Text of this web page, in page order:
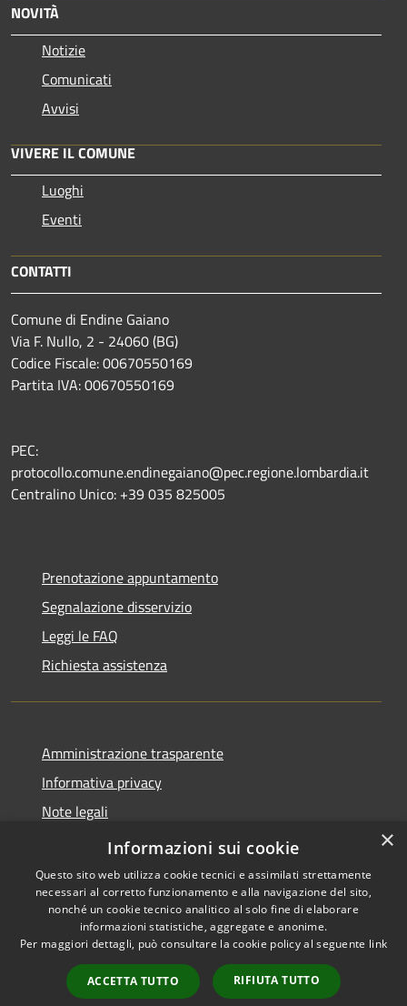
NOVITÀ
Notizie
Comunicati
Avvisi
VIVERE IL COMUNE
Luoghi
Eventi
CONTATTI
Comune di Endine Gaiano
Via F. Nullo, 2 - 24060 (BG)
Codice Fiscale: 00670550169
Partita IVA: 00670550169
PEC:
protocollo.comune.endinegaiano@pec.regione.lombardia.it
Centralino Unico: +39 035 825005
Prenotazione appuntamento
Segnalazione disservizio
Leggi le FAQ
Richiesta assistenza
Amministrazione trasparente
Informativa privacy
Note legali
Dichiarazione di accessibilità
Accessibilità
Copyright © 2026 • Comune di
Endine Gaiano • Powered by
Municipium•
Accesso
redazione
×
Informazioni sui cookie
Questo sito web utilizza cookie tecnici e assimilati strettamente
necessari al corretto funzionamento e alla navigazione del sito,
nonché un cookie tecnico analitico al solo fine di elaborare
informazioni statistiche, aggregate e anonime.
Per maggiori dettagli, può consultare la cookie policy al seguente link
ACCETTA TUTTO RIFIUTA TUTTO